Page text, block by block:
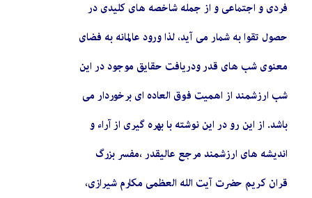
فردی و اجتماعی و از جمله شاخصه های کلیدی در
حصول تقوا به شمار می آید، لذا ورود عالمانه به فضای
معنوی شب های قدر ودریافت حقایق موجود در این
شب ارزشمند از اهمیت فوق العاده ای برخوردار می
باشد. از این رو در این نوشته با بهره گیری از آراء و
اندیشه های ارزشمند مرجع عالی­قدر ،مفسر بزرگ
قران کریم حضرت آیت الله العظمی مکارم شیرازی،